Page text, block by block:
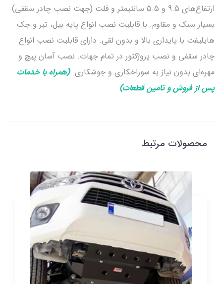
ارتفاع‌های 9.5 و 5.5 سانتیمتر و فلت (جهت نصب چادر سقفی)
بسیار سبک و مقاوم. با قابلیت نصب انواع پایه بیل، تبر و جک
هایلیفت با پایداری بالا و بدون لقی. دارای قابلیت نصب انواع
چادر سقفی و نصب پروژکتور در تمام جهات. نصب آسان پیچ و
مهره‌ای بدون نیاز به سوراخکاری و جوشکاری.(همراه با خدمات
پس از فروش و تامین قطعات)
محصولات مرتبط